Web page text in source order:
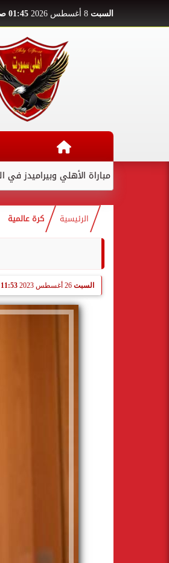
السبت 01:45 صـ
مباراة الأهلي وبيراميدز في الدوري
الرئيسية كرة عالمية
السبت 26 أغسطس 2023 11:53 مـ